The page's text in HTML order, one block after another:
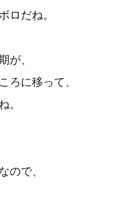
ロだね。
が、
ろに移って、
。
ので、